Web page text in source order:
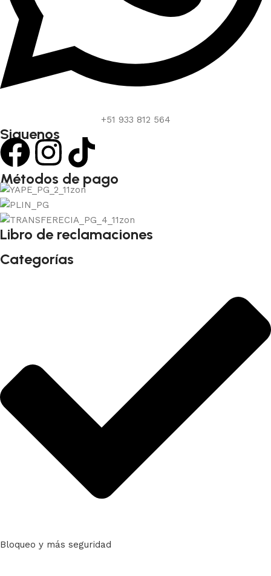
+51 933 812 564
Siguenos
Métodos de pago
Libro de reclamaciones
Categorías
Bloqueo y más seguridad